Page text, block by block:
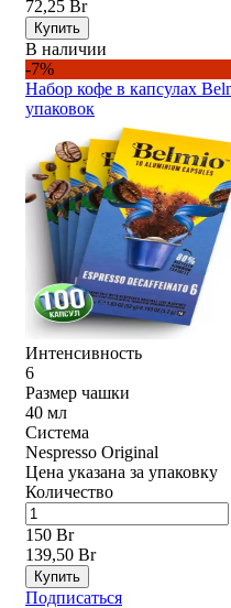
72,25 Br
Купить
В наличии
-7%
Набор кофе в капсулах
упаковок
Интенсивность
6
Размер чашки
40 мл
Система
Nespresso Original
Цена указана за упаковку
Количество
150 Br
139,50 Br
Купить
Подписаться